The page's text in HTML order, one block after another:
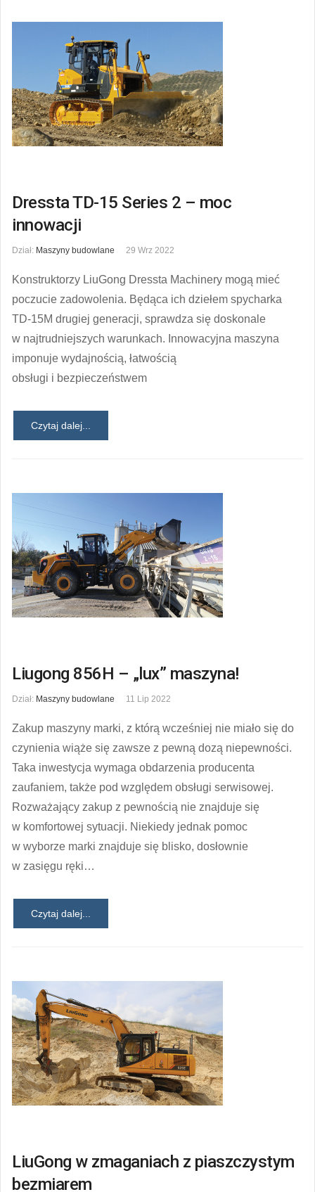
Dressta TD-15 Series 2 – moc
innowacji
Dział: Maszyny budowlane 29 Wrz 2022
Konstruktorzy LiuGong Dressta Machinery mogą mieć
poczucie zadowolenia. Będąca ich dziełem spycharka
TD-15M drugiej generacji, sprawdza się doskonale
w najtrudniejszych warunkach. Innowacyjna maszyna
imponuje wydajnością, łatwością
obsługi i bezpieczeństwem
Czytaj dalej...
Liugong 856H – „lux” maszyna!
Dział: Maszyny budowlane 11 Lip 2022
Zakup maszyny marki, z którą wcześniej nie miało się do
czynienia wiąże się zawsze z pewną dozą niepewności.
Taka inwestycja wymaga obdarzenia producenta
zaufaniem, także pod względem obsługi serwisowej.
Rozważający zakup z pewnością nie znajduje się
w komfortowej sytuacji. Niekiedy jednak pomoc
w wyborze marki znajduje się blisko, dosłownie
w zasięgu ręki…
Czytaj dalej...
LiuGong w zmaganiach z piaszczystym
bezmiarem